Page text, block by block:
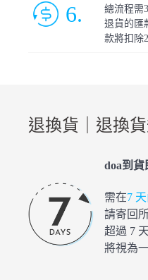
6.
總流程需
退貨的匯
款將扣除
退換貨｜退換
doa到貨
需在7
請寄回
超過 7
將視為